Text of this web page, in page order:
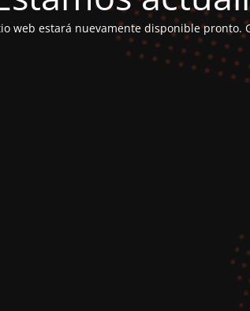
web estará nuevamente disponible pronto.